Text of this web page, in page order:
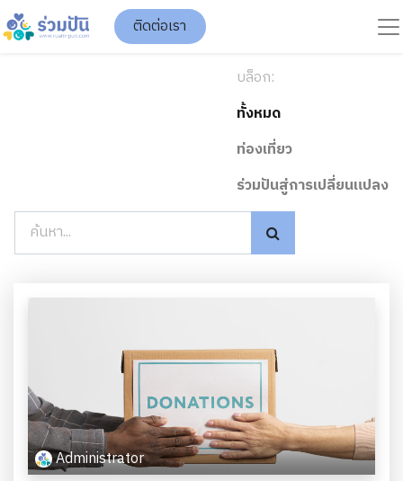
ติดต่อเรา
บล็อก:
ทั้งหมด
ท่องเที่ยว
ร่วมปันสู่การเปลี่ยนแปลง
Administrator